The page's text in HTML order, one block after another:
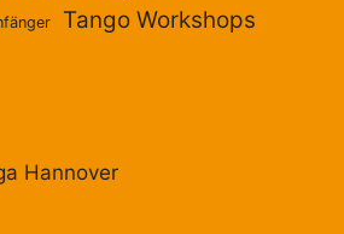
Tango Workshops
Hannover